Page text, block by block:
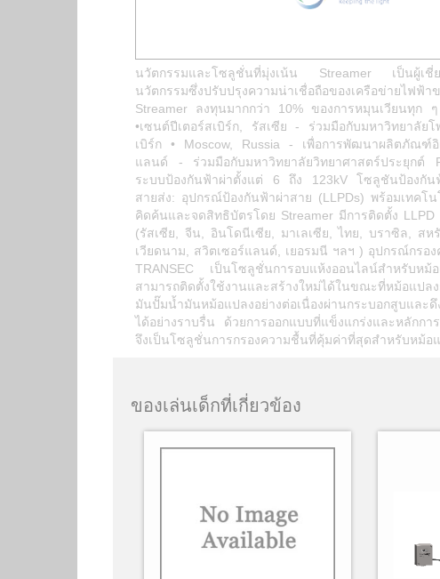
นวัตกรรมและโซลูชั่นที่มุ่งเน้น Streamer เป็นผู้เชี่
นวัตกรรมซึ่งปรับปรุงความน่าเชื่อถือของเครือข่ายไฟฟ้า
Streamer ลงทุนมากกว่า 10% ของการหมุนเวียนทุก
•เซนต์ปีเตอร์สเบิร์ก, รัสเซีย - ร่วมมือกับมหาวิทยาลัยโ
เบิร์ก • Moscow, Russia - เพื่อการพัฒนาผลิตภัณฑ์อิ
แลนด์ - ร่วมมือกับมหาวิทยาลัยวิทยาศาสตร์ประยุกต์
ระบบป้องกันฟ้าผ่าตั้งแต่ 6 ถึง 123kV โซลูชันป้องกัน
สายส่ง: อุปกรณ์ป้องกันฟ้าผ่าสาย (LLPDs) พร้อมเทคโ
คิดค้นและจดสิทธิบัตรโดย Streamer มีการติดตั้ง
(รัสเซีย, จีน, อินโดนีเซีย, มาเลเซีย, ไทย, บราซิล, สหรั
เวียดนาม, สวิตเซอร์แลนด์, เยอรมนี ฯลฯ ) อุปกรณ์กรอ
TRANSEC เป็นโซลูชั่นการอบแห้งออนไลน์สำหรับหม้
สามารถติดตั้งใช้งานและสร้างใหม่ได้ในขณะที่หม้อแปล
มันปั๊มน้ำมันหม้อแปลงอย่างต่อเนื่องผ่านกระบอกสูบและ
ได้อย่างราบรื่น ด้วยการออกแบบที่แข็งแกร่งและหลักกา
จึงเป็นโซลูชั่นการกรองความชื้นที่คุ้มค่าที่สุดสำหรับหม้อ
ของเล่นเด็กที่เกี่ยวข้อง